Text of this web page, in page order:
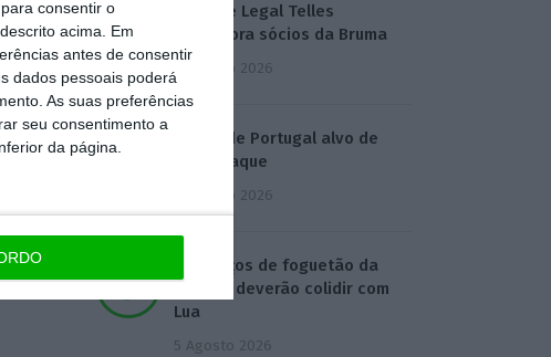
consentir o
acima. Em
antes de consentir
dados pessoais poderá
As suas preferências
seu consentimento a
da página.
Deloitte Legal Telles
assessora sócios da Bruma
4 Agosto 2026
Águas de Portugal alvo de
ciberataque
4 Agosto 2026
Destroços de foguetão da
SpaceX deverão colidir com
Lua
5 Agosto 2026